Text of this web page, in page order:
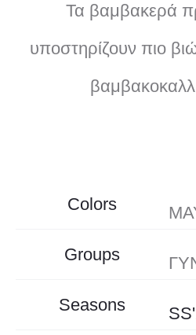
Τα βαμβακερά
υποστηρίζουν πιο
Colors
Groups
Seasons